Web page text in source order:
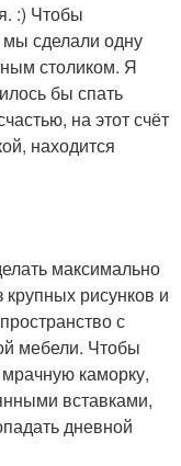
:) Чтобы
мы сделали одну
столиком. Я
бы спать
на этот счёт
находится
максимально
рисунков и
с
мебели. Чтобы
каморку,
вставками,
дневной